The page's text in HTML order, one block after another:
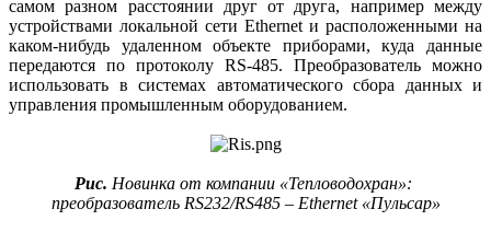
самом разном расстоянии друг от друга, например между
устройствами локальной сети Ethernet и расположенными на
каком-нибудь удаленном объекте приборами, куда данные
передаются по протоколу RS‑485. Преобразователь можно
использовать в системах автоматического сбора данных и
управления промышленным оборудованием.
Рис. Новинка от компании «Тепловодохран»:
преобразователь RS232/RS485 – Ethernet «Пульсар»